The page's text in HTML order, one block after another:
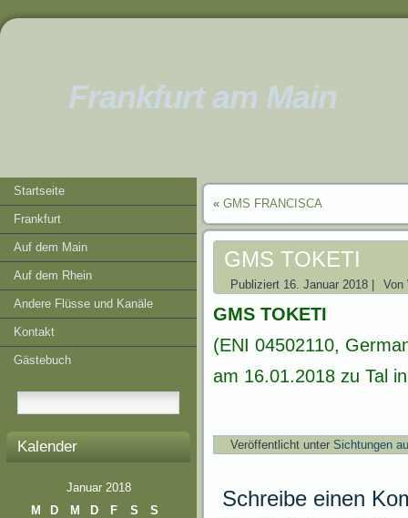
Frankfurt am Main
Startseite
Frankfurt
Auf dem Main
Auf dem Rhein
Andere Flüsse und Kanäle
Kontakt
Gästebuch
Kalender
Januar 2018
M
D M D F S
S
« GMS FRANCISCA
GMS TOKETI
Publiziert 16. Januar 2018 Von
GMS TOKETI
(ENI 04502110,
am 16.01.2018 zu Tal
Veröffentlicht unter Sichtungen
Schreibe einen